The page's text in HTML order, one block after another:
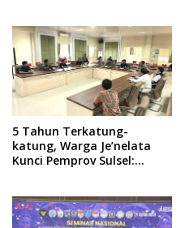
5 Tahun Terkatung-
katung, Warga Je’nelata
Kunci Pemprov Sulsel: